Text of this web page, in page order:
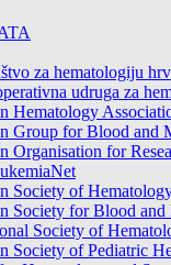
za hematologiju
udruga za
Hematology
Group for Blood and
Organisation for
Society of
Society for Blood
Society of
Society of Pediatric